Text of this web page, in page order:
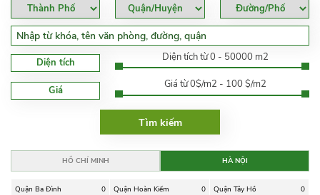
Diện tích Diện tích từ 0 - 50000 m2
Giá Giá từ 0$/m2 - 100 $/m2
HỒ CHÍ MINH HÀ NỘI
Quận Ba Đình 0 Quận Hoàn Kiếm 0 Quận Tây Hồ 0